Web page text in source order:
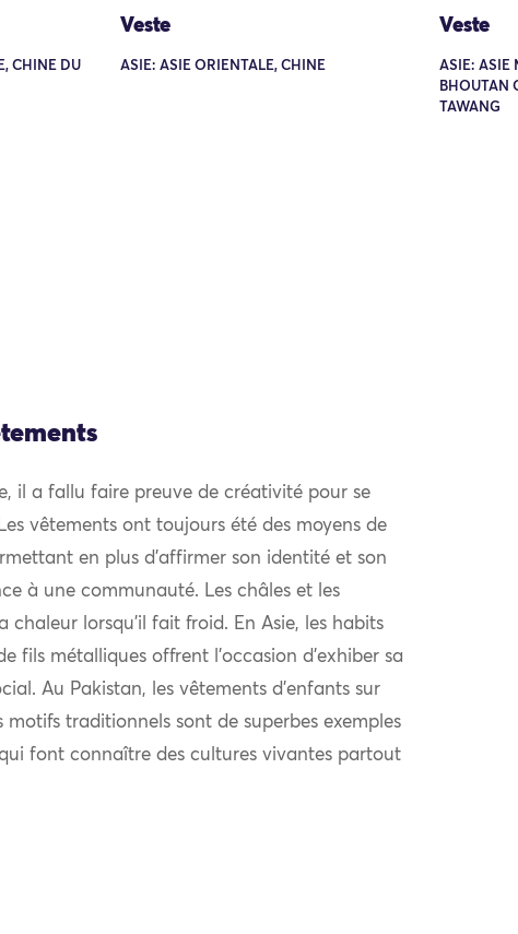
CHINE DU
Veste
ASIE: ASIE ORIENTALE, CHINE
Veste
ASIE: ASIE
BHOUTAN
TAWANG
il a fallu faire preuve de créativité pour se
vêtements ont toujours été des moyens de
en plus d’affirmer son identité et son
à une communauté. Les châles et les
chaleur lorsqu’il fait froid. En Asie, les habits
fils métalliques offrent l’occasion d’exhiber sa
Au Pakistan, les vêtements d’enfants sur
motifs traditionnels sont de superbes exemples
font connaître des cultures vivantes partout